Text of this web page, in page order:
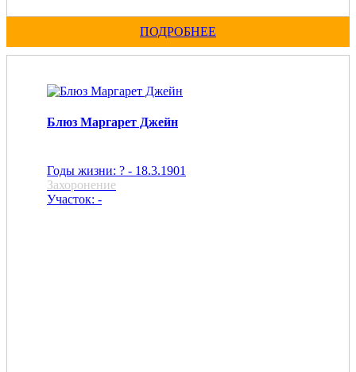
ПОДРОБНЕЕ
Блюз Маргарет Джейн
Годы жизни: ? - 18.3.1901
Захоронение
Участок: -